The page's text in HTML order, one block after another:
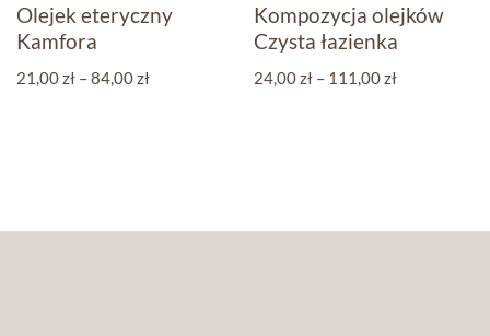
Olejek eteryczny
Kamfora
21,00zł –84,00zł
Kompozycja olejków
Czysta łazienka
24,00zł – 111,00zł